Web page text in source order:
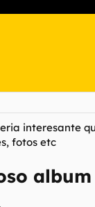
interesante
fotos etc
album